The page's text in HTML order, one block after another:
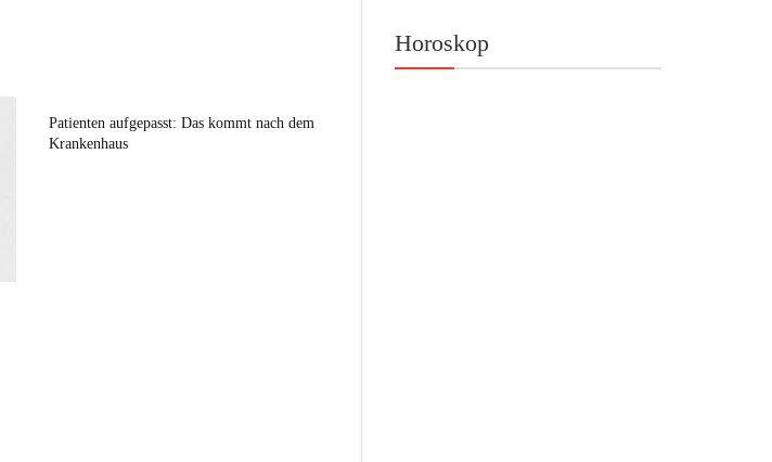
Patienten aufgepasst: Das kommt nach dem
Krankenhaus
Horoskop